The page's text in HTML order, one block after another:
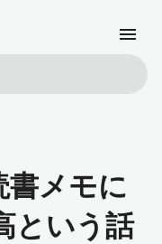
menu
メモに
という話